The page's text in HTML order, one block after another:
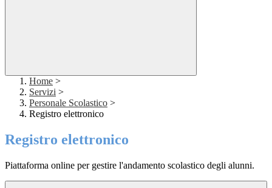
Home >
Servizi >
Personale Scolastico >
Registro elettronico
Registro elettronico
Piattaforma online per gestire l'andamento scolastico degli alunni.